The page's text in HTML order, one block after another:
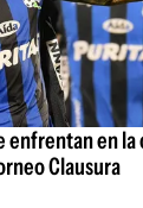
enfrentan en
Clausura